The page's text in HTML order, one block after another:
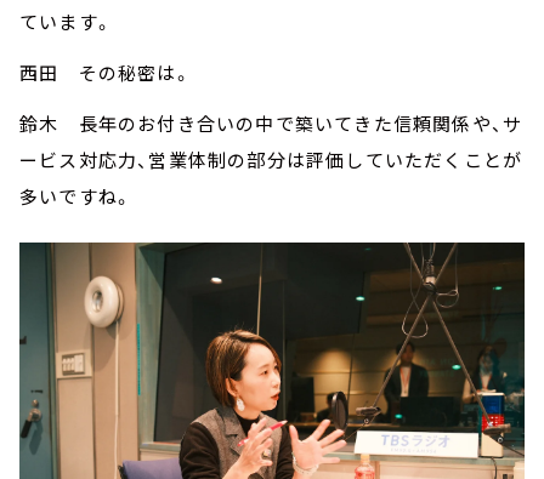
ています。
西田 その秘密は。
鈴木 長年のお付き合いの中で築いてきた信頼関係や、サ
ービス対応力、営業体制の部分は評価していただくことが
多いですね。